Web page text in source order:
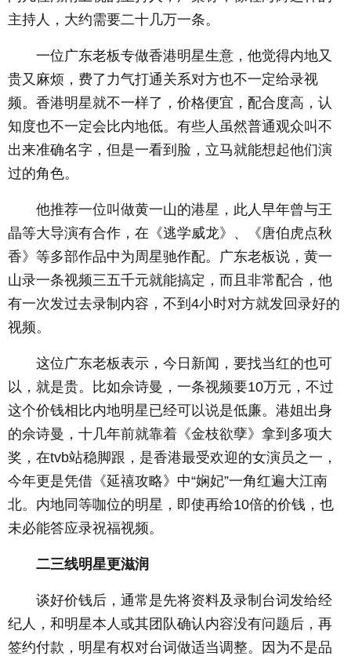
主持人，大约需要二十几万一条。
一位广东老板专做香港明星生意，他觉得内地又
贵又麻烦，费了力气打通关系对方也不一定给录视
频。香港明星就不一样了，价格便宜，配合度高，认
知度也不一定会比内地低。有些人虽然普通观众叫不
出来准确名字，但是一看到脸，立马就能想起他们演
过的角色。
他推荐一位叫做黄一山的港星，此人早年曾与王
晶等大导演有合作，在《逃学威龙》、《唐伯虎点秋
香》等多部作品中为周星驰作配。广东老板说，黄一
山录一条视频三五千元就能搞定，而且非常配合，他
有一次发过去录制内容，不到4小时对方就发回录好的
视频。
这位广东老板表示，今日新闻，要找当红的也可
以，就是贵。比如佘诗曼，一条视频要10万元，不过
这个价钱相比内地明星已经可以说是低廉。港姐出身
的佘诗曼，十几年前就靠着《金枝欲孽》拿到多项大
奖，在tvb站稳脚跟，是香港最受欢迎的女演员之一，
今年更是凭借《延禧攻略》中“娴妃”一角红遍大江南
北。内地同等咖位的明星，即使再给10倍的价钱，也
未必能答应录祝福视频。
二三线明星更滋润
谈好价钱后，通常是先将资料及录制台词发给经
纪人，和明星本人或其团队确认内容没有问题后，再
签约付款，明星有权对台词做适当调整。因为不是品